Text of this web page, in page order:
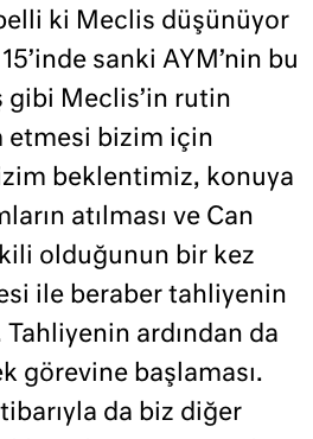
ki Meclis düşünüyor
sanki AYM’nin bu
gibi Meclis’in rutin
etmesi bizim için
beklentimiz, konuya
atılması ve Can
olduğunun bir kez
ile beraber tahliyenin
Tahliyenin ardından da
görevine başlaması.
da biz diğer